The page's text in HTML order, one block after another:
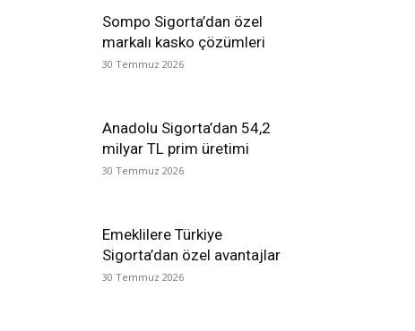
Sompo Sigorta’dan özel
markalı kasko çözümleri
30 Temmuz 2026
Anadolu Sigorta’dan 54,2
milyar TL prim üretimi
30 Temmuz 2026
Emeklilere Türkiye
Sigorta’dan özel avantajlar
30 Temmuz 2026